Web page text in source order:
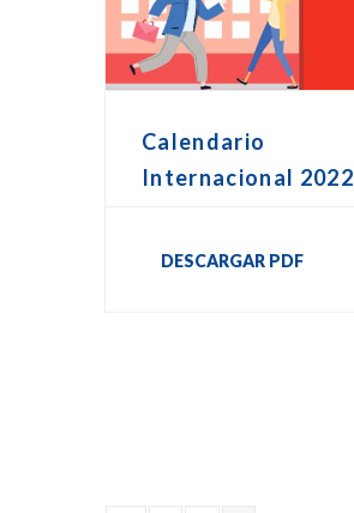
Calendario
Internacional 2022
DESCARGAR PDF